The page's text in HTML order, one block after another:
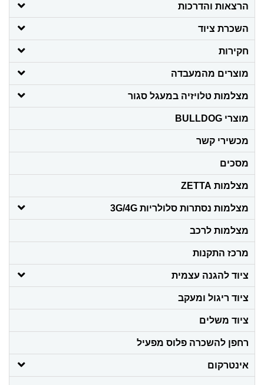
הרצאות והדרכות
השכרת ציוד
חקירות
מוצרים מהמעבדה
מצלמות טלויזיה במעגל סגור
מוצרי BULLDOG
מכשירי קשר
מסכים
מצלמות ZETTA
מצלמות נסתרות סלולריות 3G/4G
מצלמות לרכב
מרכז התקנות
ציוד להגנה עצמית
ציוד ריגול ומעקב
ציוד משלים
רחפן להשכרה פלוס מפעיל
אינטרקום